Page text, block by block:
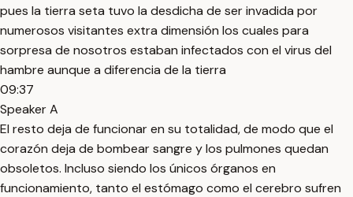
pues la tierra seta tuvo la desdicha de ser invadida por
numerosos visitantes extra dimensión los cuales para
sorpresa de nosotros estaban infectados con el virus del
hambre aunque a diferencia de la tierra
09:37
Speaker A
El resto deja de funcionar en su totalidad, de modo que el
corazón deja de bombear sangre y los pulmones quedan
obsoletos. Incluso siendo los únicos órganos en
funcionamiento, tanto el estómago como el cerebro sufren